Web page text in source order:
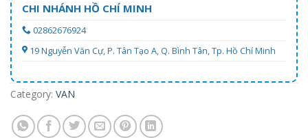
CHI NHÁNH HỒ CHÍ MINH
02862676924
19 Nguyễn Văn Cự, P. Tân Tạo A, Q. Bình Tân, Tp. Hồ Chí Minh
Category: VAN